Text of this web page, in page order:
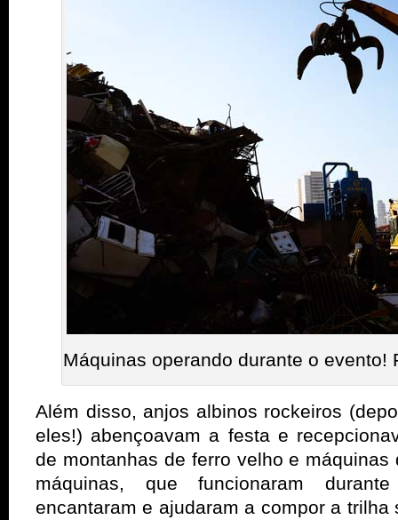
Máquinas operando durante o evento!
Além disso, anjos albinos rockeiros
eles!) abençoavam a festa e
de montanhas de ferro velho e
máquinas, que funcionaram
encantaram e ajudaram a compor a